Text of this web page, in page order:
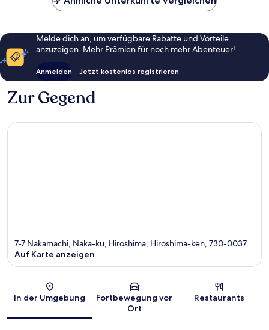
Melde dich an, um verfügbare Rabatte und Vorteile
anzuzeigen. Mehr Prämien für noch mehr Abenteuer!
Anmelden Jetzt kostenlos registrieren
Zur Gegend
Karte
7-7 Nakamachi, Naka-ku, Hiroshima, Hiroshima-ken, 730-0037
Auf Karte anzeigen
In der Umgebung
Fortbewegung vor
Ort
Restaurants